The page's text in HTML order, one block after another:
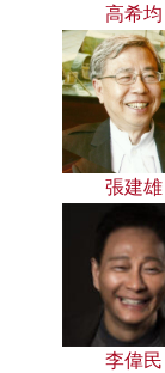
高希均
張建雄
李偉民